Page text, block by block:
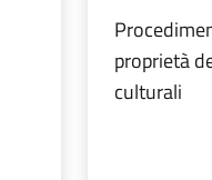
proprietà
culturali